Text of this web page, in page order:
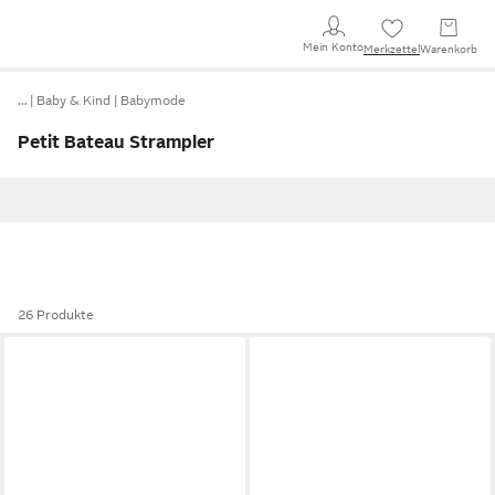
Mein KontoMerkzettel Warenkorb
… Baby & Kind Babymode
Petit Bateau Strampler
26 Produkte